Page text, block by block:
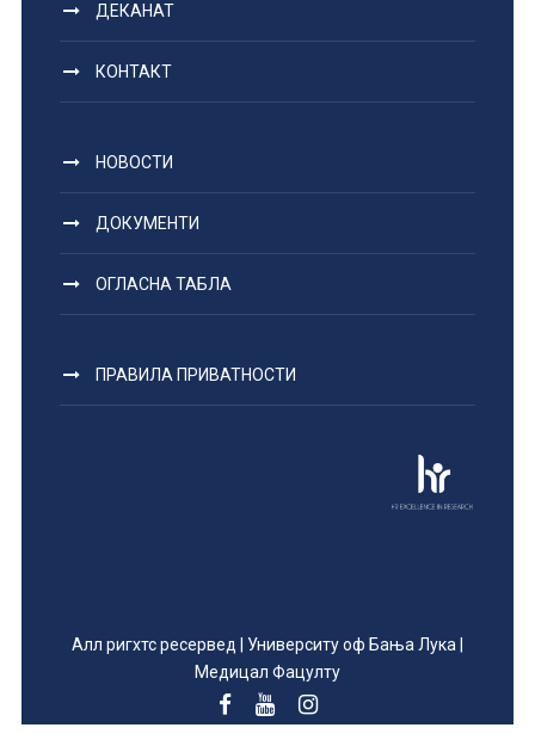
ДЕКАНАТ
КОНТАКТ
НОВОСТИ
ДОКУМЕНТИ
ОГЛАСНА ТАБЛА
ПРАВИЛА ПРИВАТНОСТИ
Алл ригхтс ресервед | Университy оф Бања Лука |
Медицал Фацултy